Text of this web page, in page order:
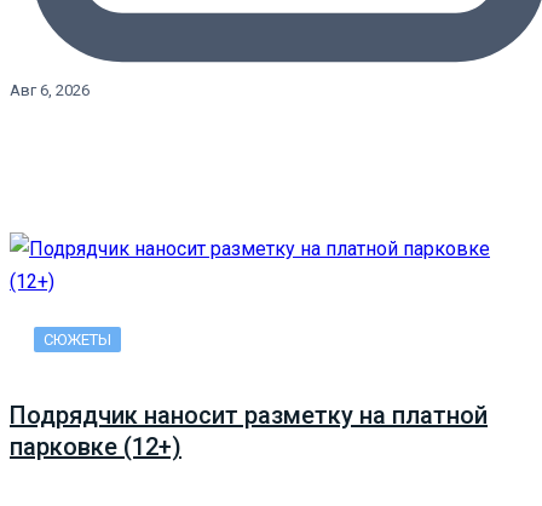
Авг 6, 2026
СЮЖЕТЫ
Подрядчик наносит разметку на платной
парковке (12+)